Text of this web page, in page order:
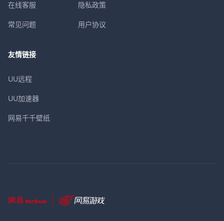
在线客服
常见问题
隐私政策
用户协议
友情链接
UU远程
UU加速器
网易千千壁纸